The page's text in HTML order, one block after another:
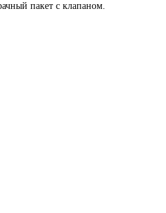
пакет c клапаном.